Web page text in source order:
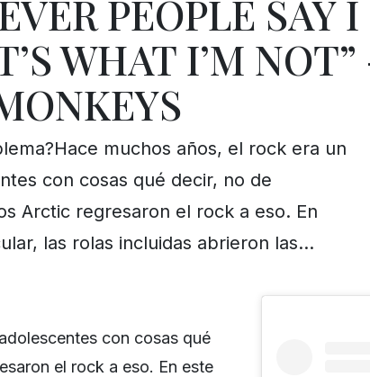
PEOPLE SAY I
WHAT I’M NOT”
muchos años, el rock era un
con cosas qué decir, no de
Arctic regresaron el rock a eso. En
las rolas incluidas abrieron las…
con cosas qué
el rock a eso. En este